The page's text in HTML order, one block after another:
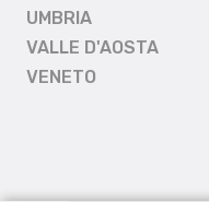
UMBRIA
VALLE D'AOSTA
VENETO